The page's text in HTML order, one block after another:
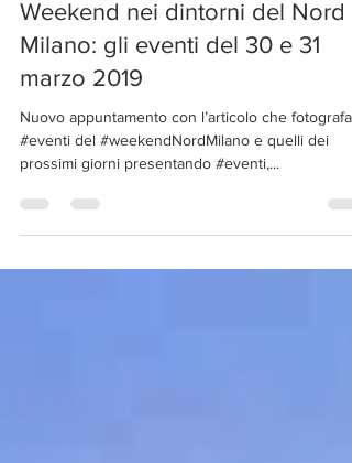
Weekend nei dintorni del Nord
Milano: gli eventi del 30 e 31
marzo 2019
Nuovo appuntamento con l’articolo che fotografa
#eventi del #weekendNordMilano e quelli dei
prossimi giorni presentando #eventi,...